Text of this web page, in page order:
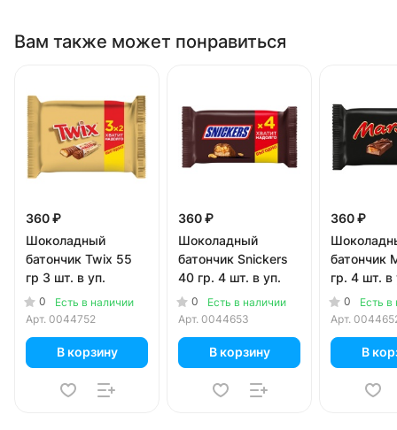
Вам также может понравиться
360 ₽
Шоколадный
батончик Twix 55
гр 3 шт. в уп.
0
Есть в наличии
Арт. 0044752
В корзину
360 ₽
Шоколадный
батончик Snickers
40 гр. 4 шт. в уп.
0
Есть в наличии
Арт. 0044653
В корзину
360 ₽
батончик
гр. 4 шт. в
0
Есть в
Арт.
В